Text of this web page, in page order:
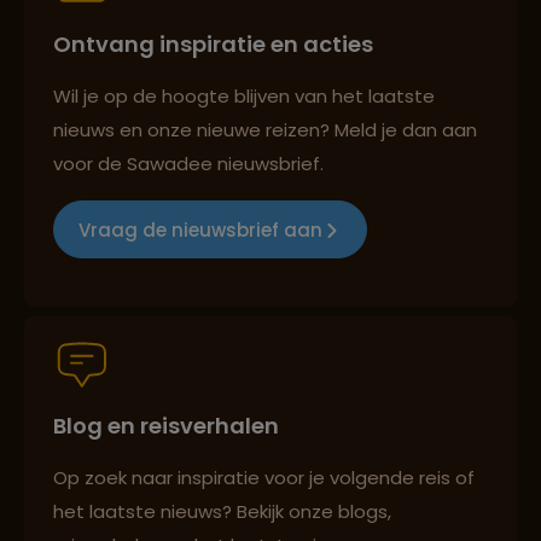
Persoonlijk en deskundig reisadvies
Reizen met oog voor mens, cultuur en milieu
Ontvang inspiratie en acties
Wil je op de hoogte blijven van het laatste
nieuws en onze nieuwe reizen? Meld je dan aan
voor de Sawadee nieuwsbrief.
Vraag de nieuwsbrief aan
Blog en reisverhalen
Op zoek naar inspiratie voor je volgende reis of
het laatste nieuws? Bekijk onze blogs,